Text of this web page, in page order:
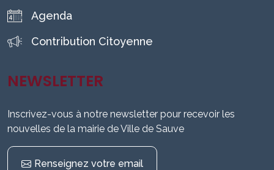
Agenda
Contribution Citoyenne
NEWSLETTER
Inscrivez-vous à notre newsletter pour recevoir les
nouvelles de la mairie de Ville de Sauve
Renseignez votre email